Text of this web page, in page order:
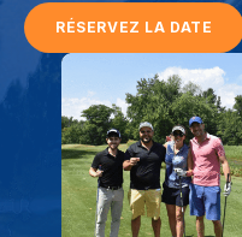
RÉSERVEZ LA DATE